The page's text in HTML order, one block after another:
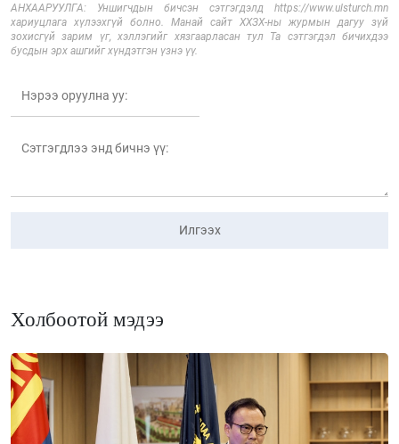
АНХААРУУЛГА: Уншигчдын бичсэн сэтгэгдэлд https://www.ulsturch.mn
хариуцлага хүлээхгүй болно. Манай сайт ХХЗХ-ны журмын дагуу зүй
зохисгүй зарим үг, хэллэгийг хязгаарласан тул Та сэтгэгдэл бичихдээ
бусдын эрх ашгийг хүндэтгэн үзнэ үү.
Илгээх
Холбоотой мэдээ